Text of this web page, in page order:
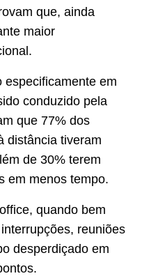
que, ainda
maior
especificamente em
conduzido pela
que 77% dos
distância tiveram
de 30% terem
em menos tempo.
quando bem
reuniões
desperdiçado em